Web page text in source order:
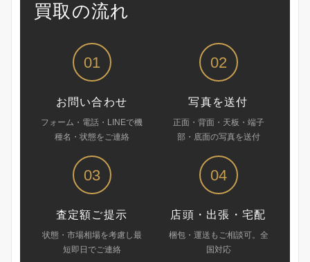
買取の流れ
01
お問い合わせ
フォーム・電話・LINEで機
種名・状態をご連絡
02
写真を送付
正面・背面・天板・端子
部・底面の写真を送付
03
査定額ご提示
状態・市場相場を考慮し最
短即日でご連絡
04
店頭・出張・宅配
梱包・運送もご相談可。全
国対応